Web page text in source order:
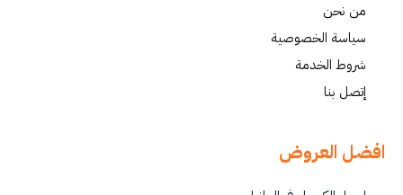
من نحن
سياسة الخصوصية
شروط الخدمة
إتصل بنا
افضل العروض